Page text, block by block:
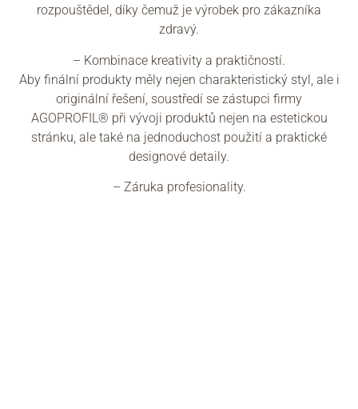
rozpouštědel, díky čemuž je výrobek pro zákazníka
zdravý.
– Kombinace kreativity a praktičností.
Aby finální produkty měly nejen charakteristický styl, ale i
originální řešení, soustředí se zástupci firmy
AGOPROFIL® při vývoji produktů nejen na estetickou
stránku, ale také na jednoduchost použití a praktické
designové detaily.
– Záruka profesionality.